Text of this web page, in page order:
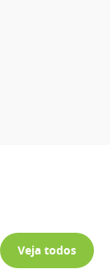
Veja todos